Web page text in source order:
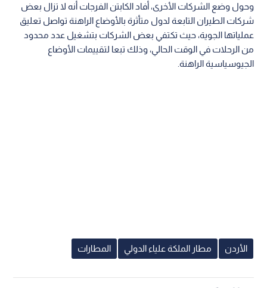
وحول وضع الشركات الأخرى، أفاد الكابتن الفرجات أنه لا تزال بعض
شركات الطيران التابعة لدول متأثرة بالأوضاع الراهنة تواصل تعليق
عملياتها الجوية، حيث تكتفي بعض الشركات بتشغيل عدد محدود
من الرحلات في الوقت الحالي، وذلك تبعا لتقييمات الأوضاع
الجيوسياسية الراهنة.
الأردن مطار الملكة علياء الدولي المطارات